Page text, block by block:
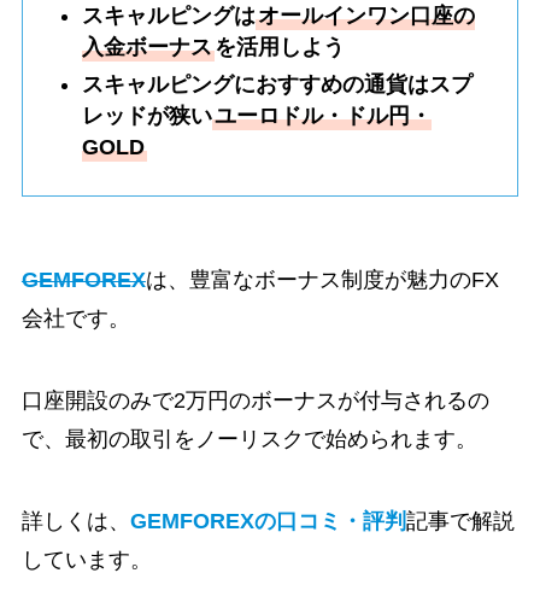
スキャルピングはオールインワン口座の
入金ボーナスを活用しよう
スキャルピングにおすすめの通貨はスプ
レッドが狭いユーロドル・ドル円・
GOLD
GEMFOREXは、豊富なボーナス制度が魅力のFX
会社です。
口座開設のみで2万円のボーナスが付与されるの
で、最初の取引をノーリスクで始められます。
詳しくは、 GEMFOREXの口コミ・評判 記事で解説
しています。